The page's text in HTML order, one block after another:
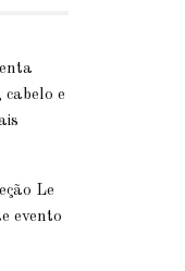
e
Le
evento